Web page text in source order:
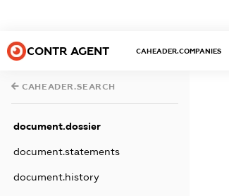
CONTR AGENT CAHEADER.COMPANIES
CAHEADER.SEARCH
document.dossier
document.statements
document.history